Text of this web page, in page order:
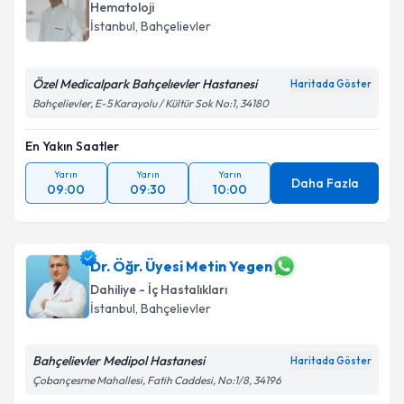
bilgilendireceğiz.
E-posta Adresiniz
Kişisel verilerimin işlenmesine ilişkinAydınlatma
Metni
kapsamda işlenmesini kabul ediyorum.
Hematoloji
İstanbul, Bahçelievler
Özel Medicalpark Bahçelıevler Hastanesi Haritada Göster
Bahçelievler, E-5 Karayolu / Kültür Sok No:1, 34180
En Yakın Saatler
Yarın
09:00
Yarın
09:30
Yarın
10:00 Daha Fazla
Dr. Öğr. Üyesi Metin Yegen
Dahiliye - İç Hastalıkları
İstanbul, Bahçelievler
Bahçelievler Medipol Hastanesi Haritada Göster
Çobançesme Mahallesi, Fatih Caddesi, No:1/8, 34196